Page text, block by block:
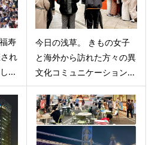
寿
れ
...
今日の浅草。 きもの女子
と海外から訪れた方々の異
文化コミュニケーション...